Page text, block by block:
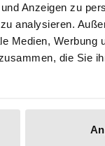
Anzeigen zu
analysieren.
Medien,
die Sie
werden. Ziel